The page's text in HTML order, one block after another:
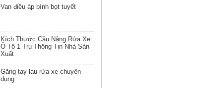
Van điều áp bình bọt tuyết
Kích Thước Cầu Nâng Rửa Xe
Ô Tô 1 Trụ-Thông Tin Nhà Sản
Xuất
Găng tay lau rửa xe chuyên
dụng